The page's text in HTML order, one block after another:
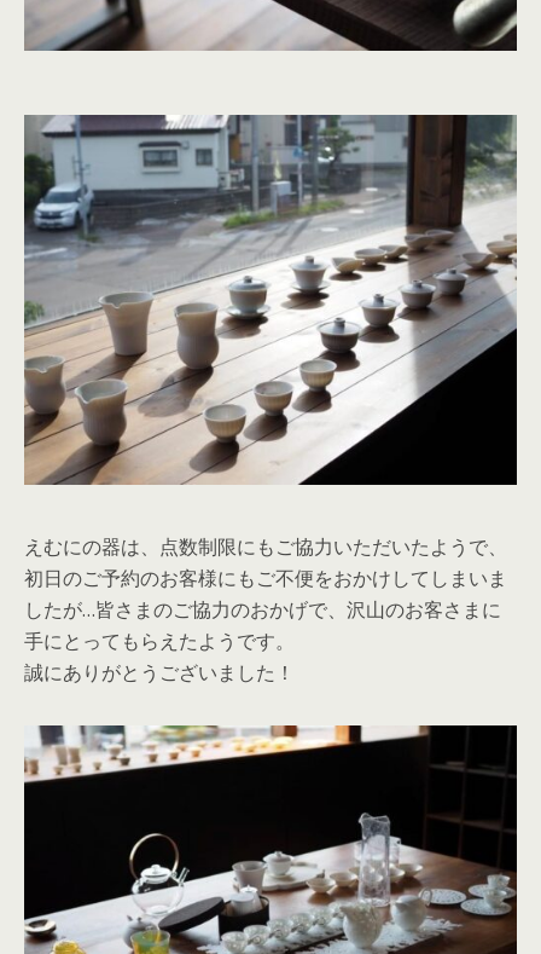
えむにの器は、点数制限にもご協力いただいたようで、
初日のご予約のお客様にもご不便をおかけしてしまいま
したが…皆さまのご協力のおかげで、沢山のお客さまに
手にとってもらえたようです。
誠にありがとうございました！